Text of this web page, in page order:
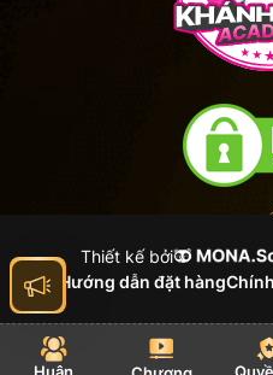
Thiết kế bởi
Hướng dẫn đặt hàng